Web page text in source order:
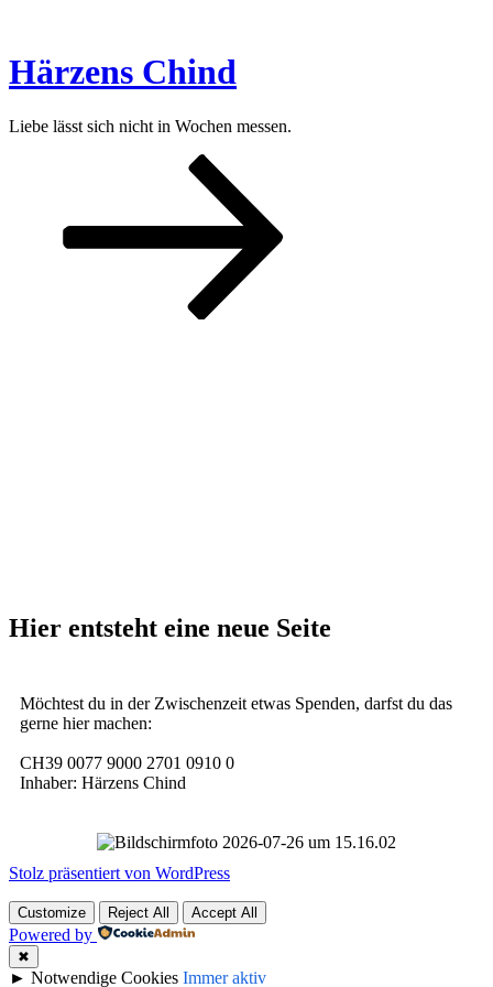
springen
Härzens Chind
Liebe lässt sich nicht in Wochen messen.
Hier entsteht eine neue Seite
Möchtest du in der Zwischenzeit etwas Spenden, darfst du das
gerne hier machen:
CH39 0077 9000 2701 0910 0
Inhaber: Härzens Chind
Stolz präsentiert von WordPress
Customize Reject All Accept All
Powered by
✖
► Notwendige Cookies Immer aktiv